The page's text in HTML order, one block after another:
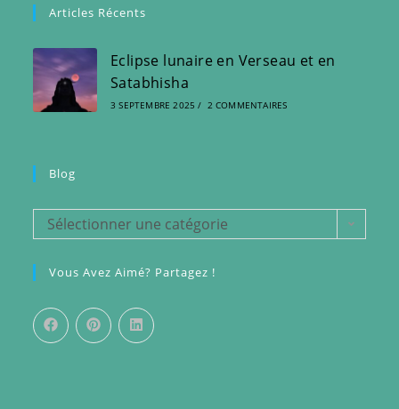
Articles Récents
Eclipse lunaire en Verseau et en
Satabhisha
3 SEPTEMBRE 2025 / 2 COMMENTAIRES
Blog
BlogSélectionner une catégorie
Vous Avez Aimé? Partagez !